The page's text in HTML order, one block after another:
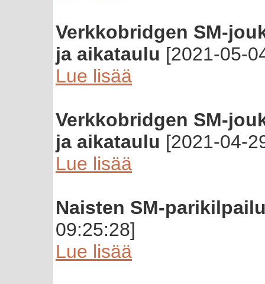
Verkkobridgen SM-
ja aikataulu [2021-05-
Lue lisää
Verkkobridgen SM-
ja aikataulu [2021-04-
Lue lisää
Naisten SM-
09:25:28]
Lue lisää